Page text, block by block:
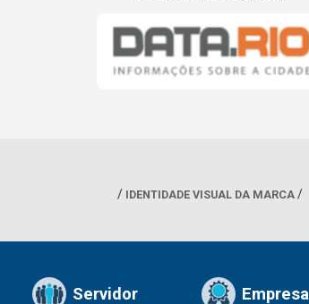
IDENTIDADE VISUAL DA MARCA
Servidor Empresa